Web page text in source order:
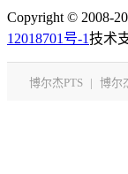
Copyright © 2008-
12018701号-1技术
博尔杰PTS | 博尔